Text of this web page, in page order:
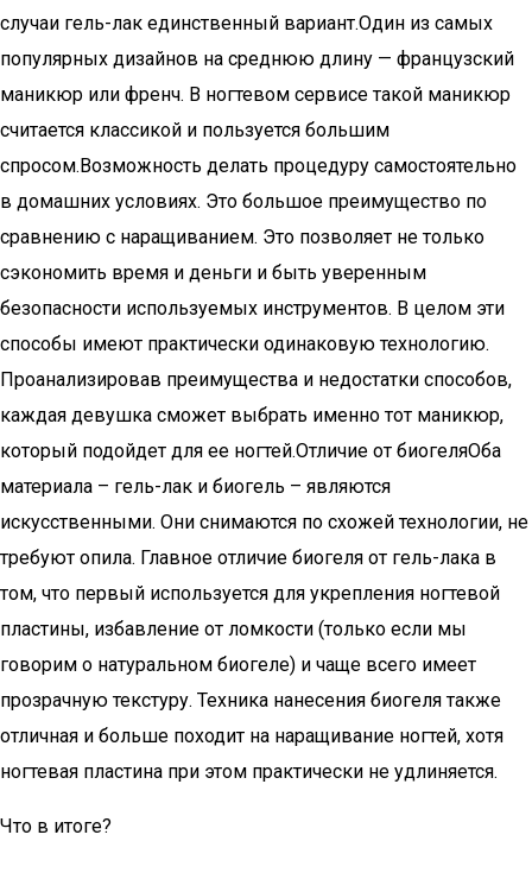
случаи гель-лак единственный вариант.Один из самых
популярных дизайнов на среднюю длину — французский
маникюр или френч. В ногтевом сервисе такой маникюр
считается классикой и пользуется большим
спросом.Возможность делать процедуру самостоятельно
в домашних условиях. Это большое преимущество по
сравнению с наращиванием. Это позволяет не только
сэкономить время и деньги и быть уверенным
безопасности используемых инструментов. В целом эти
способы имеют практически одинаковую технологию.
Проанализировав преимущества и недостатки способов,
каждая девушка сможет выбрать именно тот маникюр,
который подойдет для ее ногтей.Отличие от биогеляОба
материала – гель-лак и биогель – являются
искусственными. Они снимаются по схожей технологии, не
требуют опила. Главное отличие биогеля от гель-лака в
том, что первый используется для укрепления ногтевой
пластины, избавление от ломкости (только если мы
говорим о натуральном биогеле) и чаще всего имеет
прозрачную текстуру. Техника нанесения биогеля также
отличная и больше походит на наращивание ногтей, хотя
ногтевая пластина при этом практически не удлиняется.
Что в итоге?